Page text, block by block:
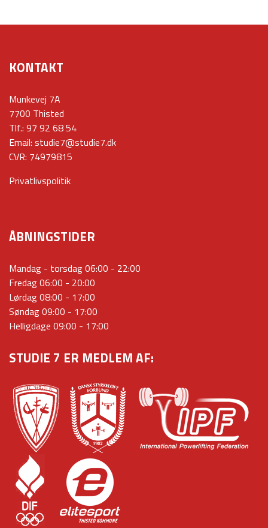
KONTAKT
Munkevej 7A
7700 Thisted
Tlf.: 97 92 68 54
Email: studie7@studie7.dk
CVR: 74979815
Privatlivspolitik
ÅBNINGSTIDER
Mandag - torsdag 06:00 - 22:00
Fredag 06:00 - 20:00
Lørdag 08:00 - 17:00
Søndag 09:00 - 17:00
Helligdage 09:00 - 17:00
STUDIE 7 ER MEDLEM AF: